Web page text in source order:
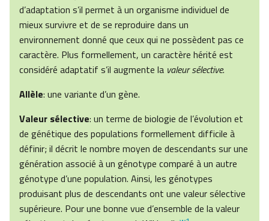
d’adaptation s’il permet à un organisme individuel de
mieux survivre et de se reproduire dans un
environnement donné que ceux qui ne possèdent pas ce
caractère. Plus formellement, un caractère hérité est
considéré adaptatif s’il augmente la valeur sélective.
Allèle: une variante d’un gène.
Valeur sélective: un terme de biologie de l’évolution et
de génétique des populations formellement difficile à
définir; il décrit le nombre moyen de descendants sur une
génération associé à un génotype comparé à un autre
génotype d’une population. Ainsi, les génotypes
produisant plus de descendants ont une valeur sélective
supérieure. Pour une bonne vue d’ensemble de la valeur